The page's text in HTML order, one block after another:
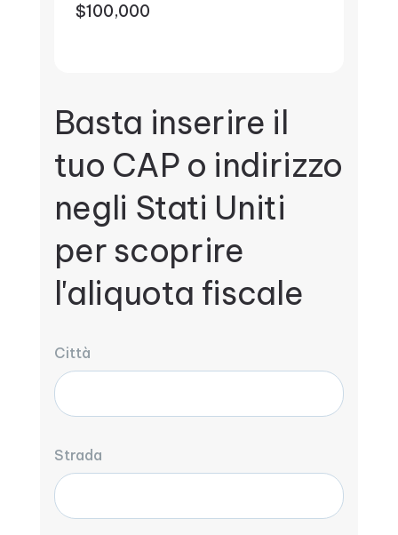
$100,000
Basta inserire il
tuo CAP o indirizzo
negli Stati Uniti
per scoprire
l'aliquota fiscale
Città
Strada